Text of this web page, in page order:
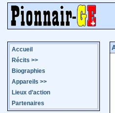
Accueil
Récits >>
Biographies
Appareils >>
Lieux d’action
Partenaires